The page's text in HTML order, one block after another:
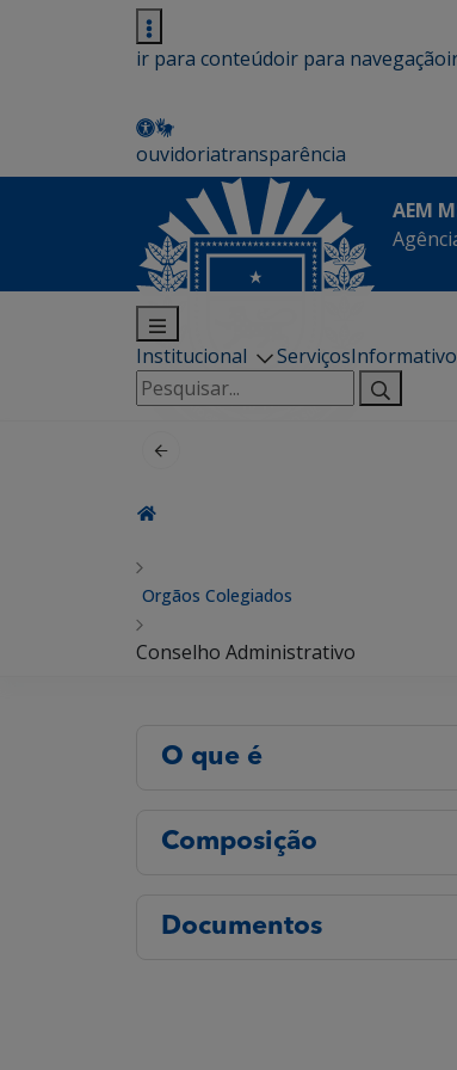
ir para conteúdoir para navegação
ouvidoriatransparência
AEM
Institucional Serviços
Pesquisar
por:
Orgãos Colegiados
Conselho Administrativo
O que é
Composição
Documentos